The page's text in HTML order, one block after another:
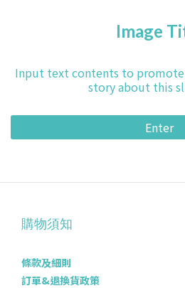
Video
Input text contents to
story about this
Enter
購物須知
條款及細則
訂單&退換貨政策